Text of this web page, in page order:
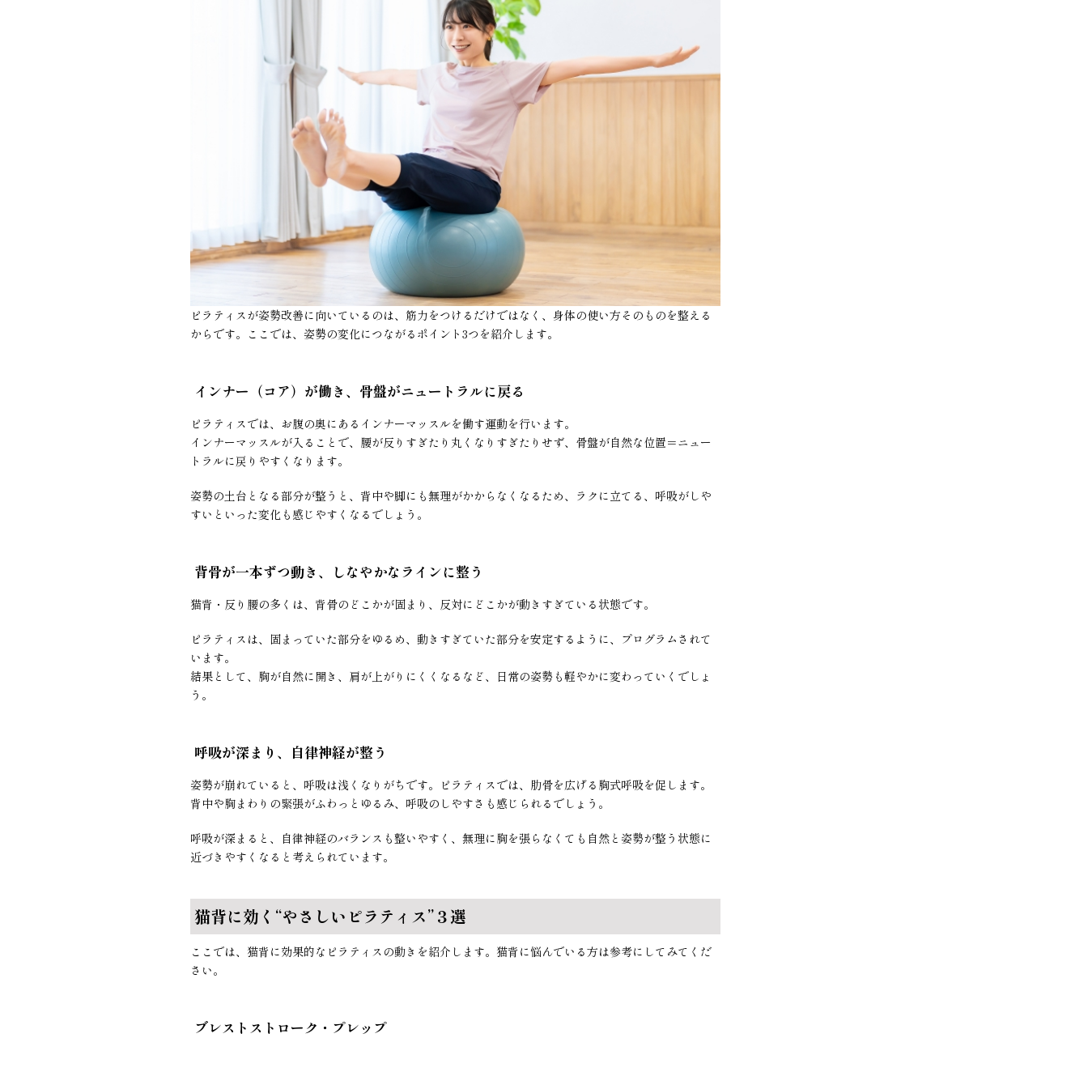
ピラティスが姿勢改善に向いているのは、筋力をつけるだけではなく、身体の使い方そのものを整える
からです。ここでは、姿勢の変化につながるポイント3つを紹介します。
インナー（コア）が働き、骨盤がニュートラルに戻る
ピラティスでは、お腹の奥にあるインナーマッスルを働す運動を行います。
インナーマッスルが入ることで、腰が反りすぎたり丸くなりすぎたりせず、骨盤が自然な位置＝ニュー
トラルに戻りやすくなります。
姿勢の土台となる部分が整うと、背中や脚にも無理がかからなくなるため、ラクに立てる、呼吸がしや
すいといった変化も感じやすくなるでしょう。
背骨が一本ずつ動き、しなやかなラインに整う
猫背・反り腰の多くは、背骨のどこかが固まり、反対にどこかが動きすぎている状態です。
ピラティスは、固まっていた部分をゆるめ、動きすぎていた部分を安定するように、プログラムされて
います。
結果として、胸が自然に開き、肩が上がりにくくなるなど、日常の姿勢も軽やかに変わっていくでしょ
う。
呼吸が深まり、自律神経が整う
姿勢が崩れていると、呼吸は浅くなりがちです。ピラティスでは、肋骨を広げる胸式呼吸を促します。
背中や胸まわりの緊張がふわっとゆるみ、呼吸のしやすさも感じられるでしょう。
呼吸が深まると、自律神経のバランスも整いやすく、無理に胸を張らなくても自然と姿勢が整う状態に
近づきやすくなると考えられています。
猫背に効く“やさしいピラティス”３選
ここでは、猫背に効果的なピラティスの動きを紹介します。猫背に悩んでいる方は参考にしてみてくだ
さい。
ブレストストローク・プレップ